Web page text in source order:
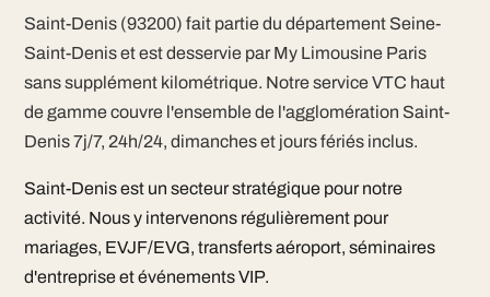
Saint-Denis (93200) fait partie du département Seine-
Saint-Denis et est desservie par My Limousine Paris
sans supplément kilométrique. Notre service VTC haut
de gamme couvre l'ensemble de l'agglomération Saint-
Denis 7j/7, 24h/24, dimanches et jours fériés inclus.
Saint-Denis est un secteur stratégique pour notre
activité. Nous y intervenons régulièrement pour
mariages, EVJF/EVG, transferts aéroport, séminaires
d'entreprise et événements VIP.